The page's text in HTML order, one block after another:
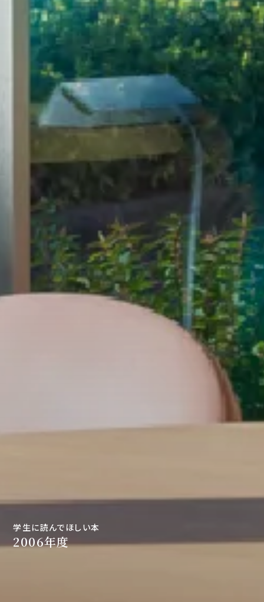
学生に読んでほしい本
2006年度